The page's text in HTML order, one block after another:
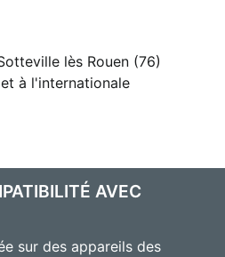
lès Rouen (76)
à l'internationale
AVEC
sur des appareils des